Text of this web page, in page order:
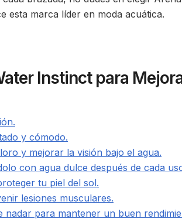
esta marca líder en moda acuática.
Instinct para
y cómodo.
y mejorar la visión bajo el agua.
con agua dulce después de cada
tu piel del sol.
lesiones musculares.
para mantener un buen